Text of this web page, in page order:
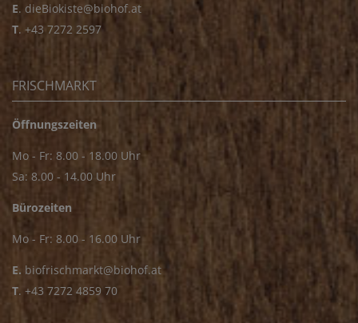
E. dieBiokiste@biohof.at
T. +43 7272 2597
FRISCHMARKT
Öffnungszeiten
Mo - Fr: 8.00 - 18.00 Uhr
Sa: 8.00 - 14.00 Uhr
Bürozeiten
Mo - Fr: 8.00 - 16.00 Uhr
E. biofrischmarkt@biohof.at
T. +43 7272 4859 70